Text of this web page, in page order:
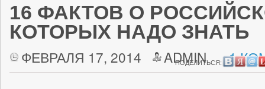
16 ФАКТОВ О
КОТОРЫХ НАДО ЗНАТЬ
ФЕВРАЛЯ 17, 2014 ADMIN 1
ПОДЕЛИТЬСЯ: